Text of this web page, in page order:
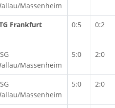
Massenheim
Frankfurt 0:5 0:2
Massenheim
5:0 2:0
Massenheim
5:0 2:0